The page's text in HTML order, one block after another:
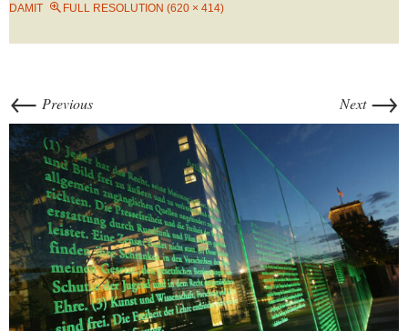
DAMIT
FULL RESOLUTION (620 × 414)
← Previous Next →